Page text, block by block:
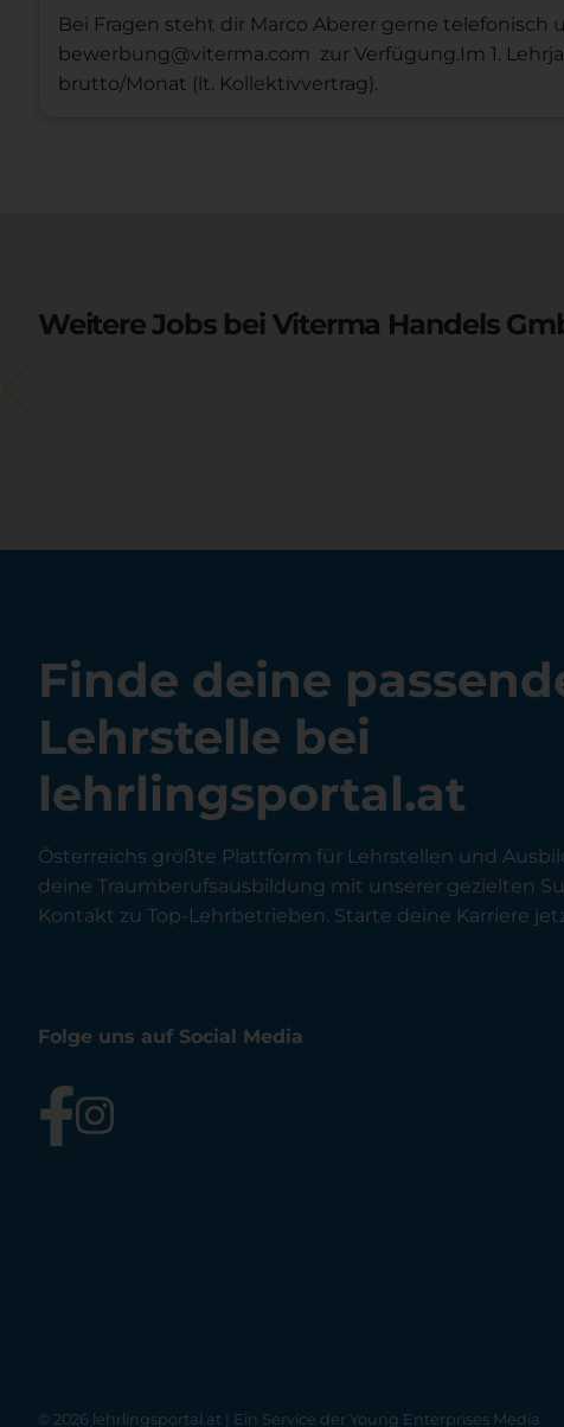
Bei Fragen steht dir Marco Aberer gerne telefonisch
bewerbung@viterma.com zur Verfügung.Im 1.
brutto/Monat (lt. Kollektivvertrag).
Weitere Jobs bei Viterma Handels
Finde deine
Lehrstelle bei
lehrlingsportal.at
Österreichs größte Plattform für Lehrstellen und
deine Traumberufsausbildung mit unserer gezielten
Kontakt zu Top-Lehrbetrieben. Starte deine Karriere
Folge uns auf Social Media
© 2026 lehrlingsportal.at | Ein Service der Young Enterprises Media